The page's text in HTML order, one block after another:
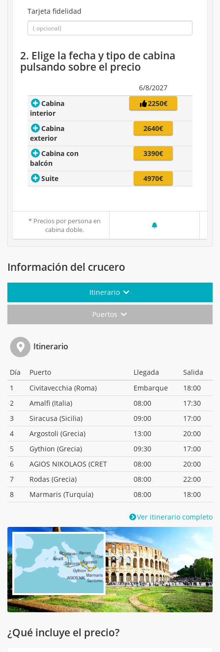
Tarjeta fidelidad
2. Elige la fecha y tipo de cabina
pulsando sobre el precio
6/8/2027
Cabina
interior
2250€
Cabina
exterior
2640€
Cabina con
balcón
3390€
Suite 4970€
* Precios por persona en
cabina doble.
Información del crucero
Itinerario
Puertos
Itinerario
Día Puerto Llegada
Salida
1
Civitavecchia (Roma) Embarque
18:00
2
Amalfi (Italia) 08:00
17:30
3
Siracusa (Sicilia) 09:00
17:00
4
Argostoli (Grecia) 13:00
20:00
5
Gythion (Grecia) 09:30
17:00
6
AGIOS NIKOLAOS (CRET 08:00
20:00
7
Rodas (Grecia) 08:00
22:00
8
Marmaris (Turquía) 08:00 18:00
Ver itinerario completo
¿Qué incluye el precio?